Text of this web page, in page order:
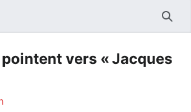
vers « Jacques